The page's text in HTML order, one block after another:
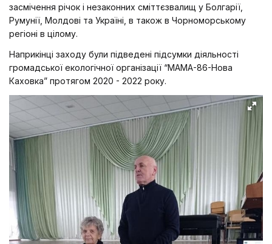
засмічення річок і незаконних сміттєзвалищ у Болгарії,
Румунії, Молдові та Україні, в також в Чорноморському
регіоні в цілому.
Наприкінці заходу були підведені підсумки діяльності
громадської екологічної організації “МАМА-86-Нова
Каховка” протягом 2020 - 2022 року.